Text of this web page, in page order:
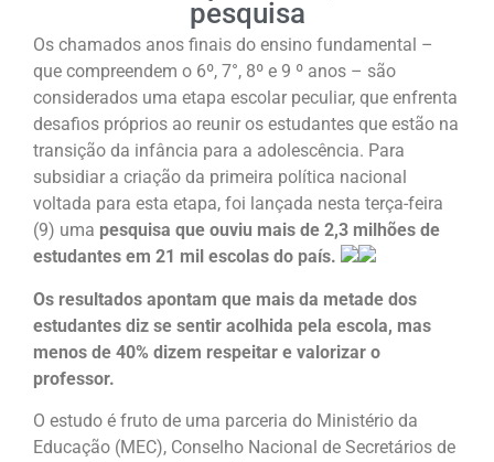
pesquisa
Os chamados anos finais do ensino fundamental –
que compreendem o 6º, 7°, 8º e 9 º anos – são
considerados uma etapa escolar peculiar, que enfrenta
desafios próprios ao reunir os estudantes que estão na
transição da infância para a adolescência. Para
subsidiar a criação da primeira política nacional
voltada para esta etapa, foi lançada nesta terça-feira
(9) uma pesquisa que ouviu mais de 2,3 milhões de
estudantes em 21 mil escolas do país.
Os resultados apontam que mais da metade dos
estudantes diz se sentir acolhida pela escola, mas
menos de 40% dizem respeitar e valorizar o
professor.
O estudo é fruto de uma parceria do Ministério da
Educação (MEC), Conselho Nacional de Secretários de